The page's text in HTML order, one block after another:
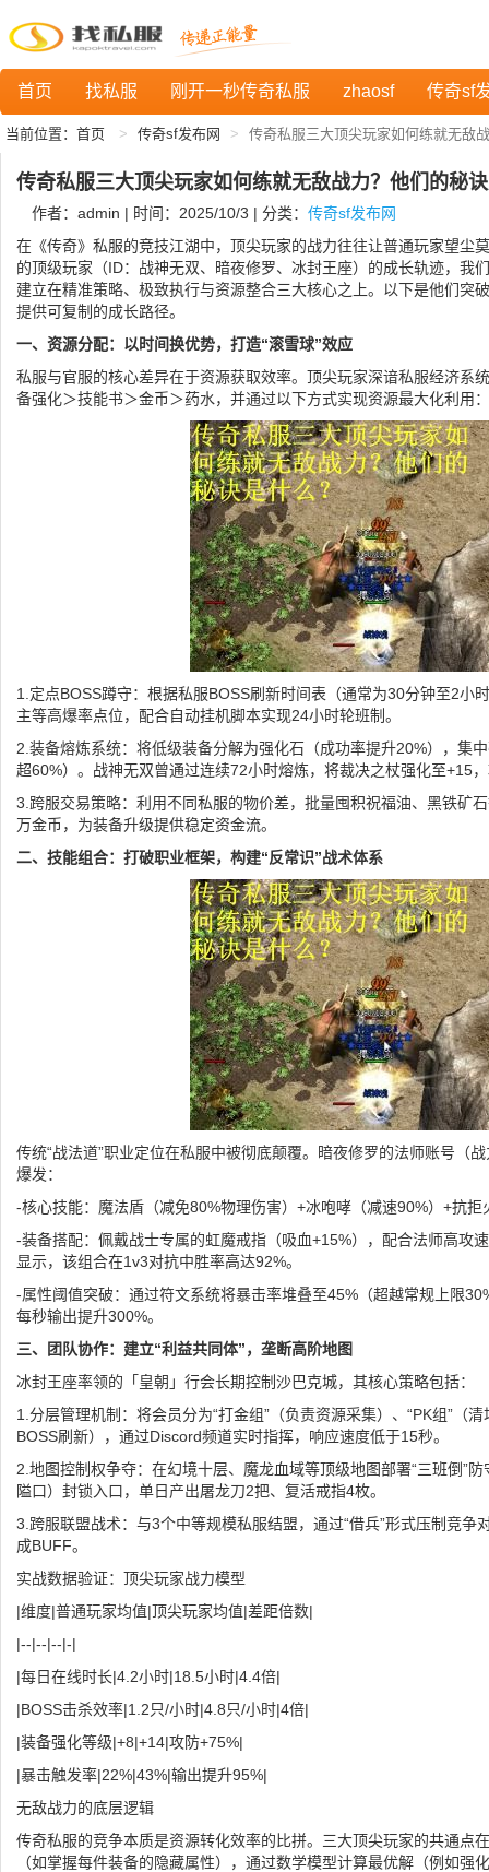
首页 找私服 刚开一秒传奇私服 zhaosf 传奇sf
当前位置： 首页 传奇sf发布网 传奇私服三大顶尖玩家如何练就无敌
传奇私服三大顶尖玩家如何练就无敌战力？他们的秘
作者：admin | 时间：2025/10/3 | 分类： 传奇sf发布网
在《传奇》私服的竞技江湖中，顶尖玩家的战力往往让普通玩家望尘
的顶级玩家（ID：战神无双、暗夜修罗、冰封王座）的成长轨迹，我
建立在精准策略、极致执行与资源整合三大核心之上。以下是他们突
提供可复制的成长路径。
一、资源分配：以时间换优势，打造“滚雪球”效应
私服与官服的核心差异在于资源获取效率。顶尖玩家深谙私服经济系
备强化＞技能书＞金币＞药水，并通过以下方式实现资源最大化利用：
1.定点BOSS蹲守：根据私服BOSS刷新时间表（通常为30分钟至2小
主等高爆率点位，配合自动挂机脚本实现24小时轮班制。
2.装备熔炼系统：将低级装备分解为强化石（成功率提升20%），集
超60%）。战神无双曾通过连续72小时熔炼，将裁决之杖强化至+15
3.跨服交易策略：利用不同私服的物价差，批量囤积祝福油、黑铁矿
万金币，为装备升级提供稳定资金流。
二、技能组合：打破职业框架，构建“反常识”战术体系
传统“战法道”职业定位在私服中被彻底颠覆。暗夜修罗的法师账号（
爆发：
-核心技能：魔法盾（减免80%物理伤害）+冰咆哮（减速90%）+抗拒
-装备搭配：佩戴战士专属的虹魔戒指（吸血+15%），配合法师高攻
显示，该组合在1v3对抗中胜率高达92%。
-属性阈值突破：通过符文系统将暴击率堆叠至45%（超越常规上限
每秒输出提升300%。
三、团队协作：建立“利益共同体”，垄断高阶地图
冰封王座率领的「皇朝」行会长期控制沙巴克城，其核心策略包括：
1.分层管理机制：将会员分为“打金组”（负责资源采集）、“PK组”（
BOSS刷新），通过Discord频道实时指挥，响应速度低于15秒。
2.地图控制权争夺：在幻境十层、魔龙血域等顶级地图部署“三班倒”
隘口）封锁入口，单日产出屠龙刀2把、复活戒指4枚。
3.跨服联盟战术：与3个中等规模私服结盟，通过“借兵”形式压制竞争
成BUFF。
实战数据验证：顶尖玩家战力模型
|维度|普通玩家均值|顶尖玩家均值|差距倍数|
|--|--|--|-|
|每日在线时长|4.2小时|18.5小时|4.4倍|
|BOSS击杀效率|1.2只/小时|4.8只/小时|4倍|
|装备强化等级|+8|+14|攻防+75%|
|暴击触发率|22%|43%|输出提升95%|
无敌战力的底层逻辑
传奇私服的竞争本质是资源转化效率的比拼。三大顶尖玩家的共通点
（如掌握每件装备的隐藏属性），通过数学模型计算最优解（例如强